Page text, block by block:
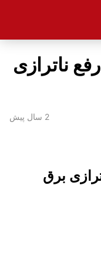
ناترازی
2 سال پیش
برق